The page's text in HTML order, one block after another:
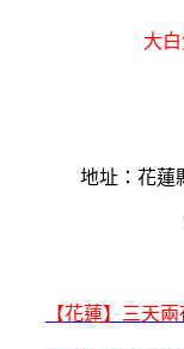
大
地址：花蓮
【花蓮】三天